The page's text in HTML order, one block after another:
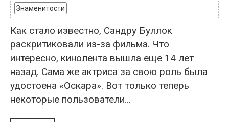
Знаменитости
Как стало известно, Сандру Буллок
раскритиковали из-за фильма. Что
интересно, кинолента вышла еще 14 лет
назад. Сама же актриса за свою роль была
удостоена «Оскара». Вот только теперь
некоторые пользователи...